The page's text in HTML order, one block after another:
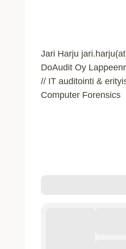
Jari Harju
DoAudit Oy
// IT auditointi &
Computer Forensics